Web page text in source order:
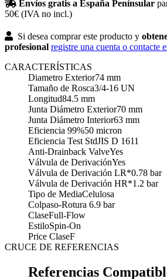
Envíos gratis a España Penínsular
50€ (IVA no incl.)
Si desea comprar este producto y
profesional registre una cuenta o contacte
CARACTERÍSTICAS
Diametro Exterior74 mm
Tamaño de Rosca3/4-16 UN
Longitud84.5 mm
Junta Diámetro Exterior70 mm
Junta Diámetro Interior63 mm
Eficiencia 99%50 micron
Eficiencia Test StdJIS D 1611
Anti-Drainback ValveYes
Válvula de DerivaciónYes
Válvula de Derivación LR*0.78 bar
Válvula de Derivación HR*1.2 bar
Tipo de MediaCelulosa
Colpaso-Rotura 6.9 bar
ClaseFull-Flow
EstiloSpin-On
Price ClaseF
CRUCE DE REFERENCIAS
Referencias